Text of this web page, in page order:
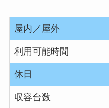
屋内／屋外
利用可能時間
休日
収容台数